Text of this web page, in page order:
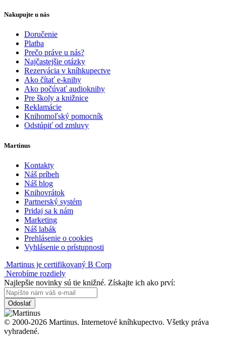
Nakupujte u nás
Doručenie
Platba
Prečo práve u nás?
Najčastejšie otázky
Rezervácia v kníhkupectve
Ako čítať e-knihy
Ako počúvať audioknihy
Pre školy a knižnice
Reklamácie
Knihomoľský pomocník
Odstúpiť od zmluvy
Martinus
Kontakty
Náš príbeh
Náš blog
Knihovrátok
Partnerský systém
Pridaj sa k nám
Marketing
Náš labák
Prehlásenie o cookies
Vyhlásenie o prístupnosti
Martinus je certifikovaný B Corp
Nerobíme rozdiely
Najlepšie novinky sú tie knižné. Získajte ich ako prví:
Odoslať
© 2000-2026 Martinus. Internetové kníhkupectvo. Všetky práva
vyhradené.